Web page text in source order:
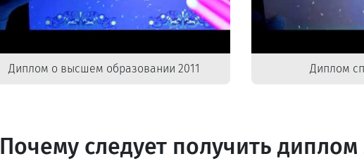
Диплом о высшем образовании 2011 Диплом
Почему следует получить диплом